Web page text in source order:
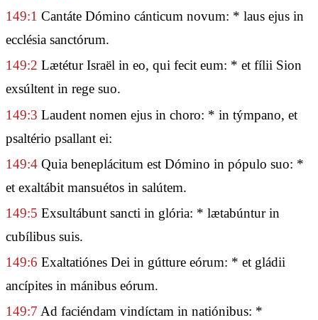
149:1 Cantáte Dómino cánticum novum: * laus ejus in
ecclésia sanctórum.
149:2 Lætétur Israël in eo, qui fecit eum: * et fílii Sion
exsúltent in rege suo.
149:3 Laudent nomen ejus in choro: * in týmpano, et
psaltério psallant ei:
149:4 Quia beneplácitum est Dómino in pópulo suo: *
et exaltábit mansuétos in salútem.
149:5 Exsultábunt sancti in glória: * lætabúntur in
cubílibus suis.
149:6 Exaltatiónes Dei in gútture eórum: * et gládii
ancípites in mánibus eórum.
149:7 Ad faciéndam vindíctam in natiónibus: *